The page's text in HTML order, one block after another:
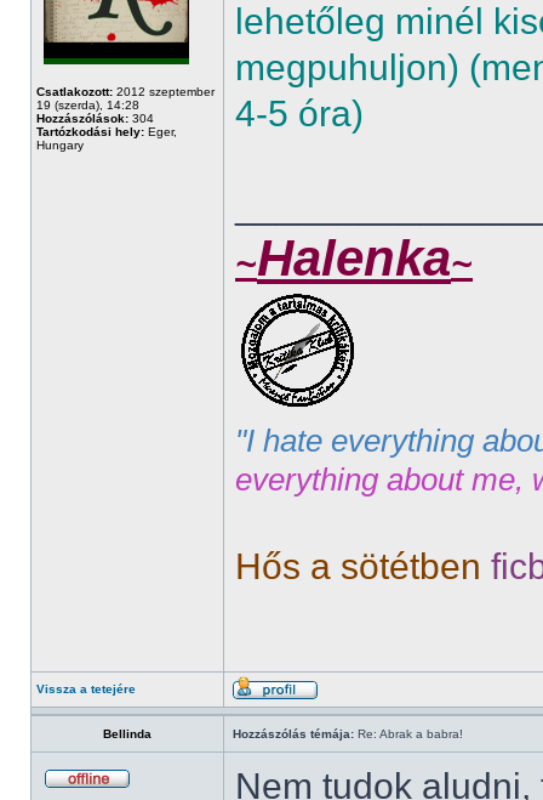
Csatlakozott: 2012 szeptember
19 (szerda), 14:28
Hozzászólások: 304
Tartózkodási hely: Eger,
Hungary
lehetőleg minél
megpuhuljon)
4-5 óra)
~Halenka~
"I hate everything
everything about me,
Hős a sötétben
Vissza a tetejére
Bellinda Hozzászólás témája: Re: Abrak a babra!
Nem tudok